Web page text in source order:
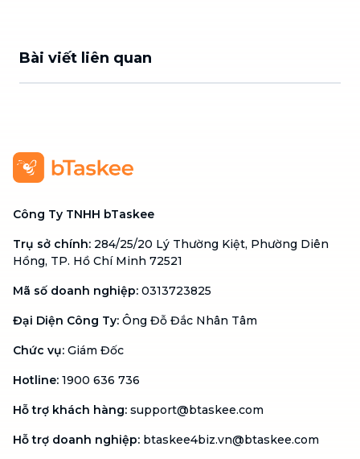
Bài viết liên quan
Công Ty TNHH bTaskee
Trụ sở chính: 284/25/20 Lý Thường Kiệt, Phường Diên
Hồng, TP. Hồ Chí Minh 72521
Mã số doanh nghiệp: 0313723825
Đại Diện Công Ty: Ông Đỗ Đắc Nhân Tâm
Chức vụ: Giám Đốc
Hotline: 1900 636 736
Hỗ trợ khách hàng: support@btaskee.com
Hỗ trợ doanh nghiệp: btaskee4biz.vn@btaskee.com